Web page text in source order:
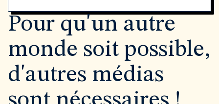
Pour qu'un autre
monde soit possible,
d'autres médias